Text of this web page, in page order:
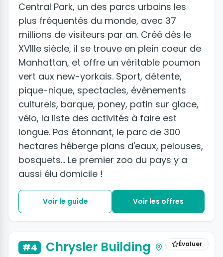
Central Park, un des parcs urbains les
plus fréquentés du monde, avec 37
millions de visiteurs par an. Créé dès le
XVIIIe siècle, il se trouve en plein coeur de
Manhattan, et offre un véritable poumon
vert aux new-yorkais. Sport, détente,
pique-nique, spectacles, évènements
culturels, barque, poney, patin sur glace,
vélo, la liste des activités à faire est
longue. Pas étonnant, le parc de 300
hectares héberge plans d'eaux, pelouses,
bosquets... Le premier zoo du pays y a
aussi élu domicile !
Voir le guide Voir les offres
Évaluer
#4 Chrysler Building